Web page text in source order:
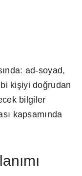
ad-soyad,
kişiyi doğrudan
bilgiler
kapsamında